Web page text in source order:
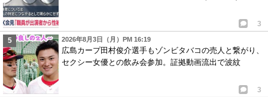
3
2026年8月3日（月）PM 16:19
広島カープ田村俊介選手もゾンビタバコの売人と繋がり、
セクシー女優との飲み会参加。証拠動画流出で波紋
3